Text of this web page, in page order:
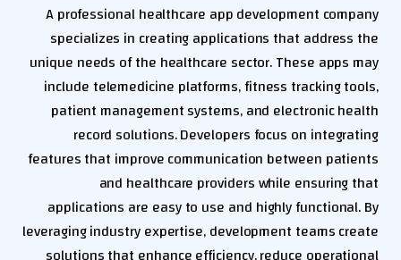
A professional healthcare app development company
specializes in creating applications that address the
unique needs of the healthcare sector. These apps may
include telemedicine platforms, fitness tracking tools,
patient management systems, and electronic health
record solutions. Developers focus on integrating
features that improve communication between patients
and healthcare providers while ensuring that
applications are easy to use and highly functional. By
leveraging industry expertise, development teams create